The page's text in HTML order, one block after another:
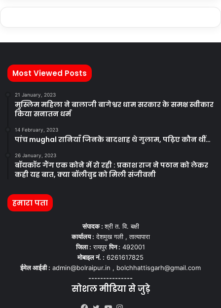
Most Viewed Posts
21 January, 2023
मुस्लिम महिला ने बालाजी बागेश्वर धाम सरकार के समक्ष स्वीकार
किया सनातन धर्म
14 February, 2023
पांच mughal रानियाँ जिनके बादशाह थे गुलाम, पढ़िए कौन थीं…
26 January, 2023
बॉयकॉट गैंग एक कोने में रो रही : प्रकाश राज ने पठान को लेकर
कही यह बात, क्या बॉलीवुड को मिली संजीवनी
हमारा पता
संपादक :श्री त. वि. बक्षी
कार्यालय : देशमुख गली , तात्यापारा
जिला : रायपुरपिन : 492001
मोबाइल नं. : 6261617825
ईमेल आईडी : admin@bolraipur.in , bolchhattisgarh@gmail.com
---------------
सोशल मीडिया से जुड़े